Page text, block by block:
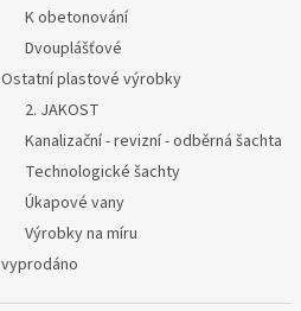
K obetonování
Dvouplášťové
Ostatní plastové výrobky
2. JAKOST
Kanalizační - revizní - odběrná šachta
Technologické šachty
Úkapové vany
Výrobky na míru
vyprodáno